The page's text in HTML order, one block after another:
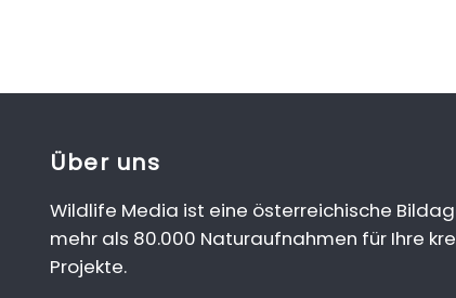
Über uns
Wildlife Media ist eine österreichische
mehr als 80.000 Naturaufnahmen für Ihre
Projekte.